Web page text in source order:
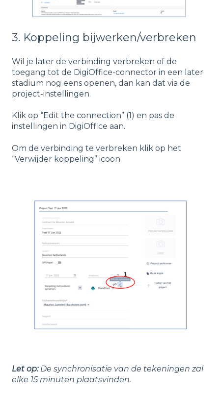
3. Koppeling bijwerken/verbreken
Wil je later de verbinding verbreken of de
toegang tot de DigiOffice-connector in een later
stadium nog eens openen, dan kan dat via de
project-instellingen.
Klik op “Edit the connection” (1) en pas de
instellingen in DigiOffice aan.
Om de verbinding te verbreken klik op het
“Verwijder koppeling” icoon.
Let op: De synchronisatie van de tekeningen zal
elke 15 minuten plaatsvinden.